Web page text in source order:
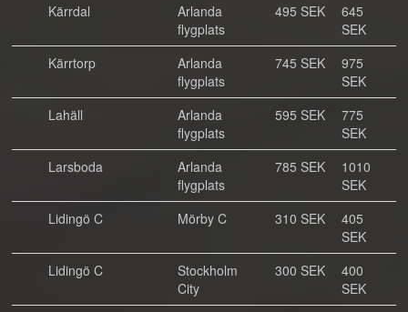
Kärrdal
Arlanda
flygplats
495 SEK
645
SEK
Kärrtorp
Arlanda
flygplats
745 SEK
975
SEK
Lahäll
Arlanda
flygplats
595 SEK
775
SEK
Larsboda
Arlanda
flygplats
785 SEK
1010
SEK
Lidingö C
Mörby C 310 SEK
405
SEK
Lidingö C
Stockholm
City
300 SEK
400
SEK